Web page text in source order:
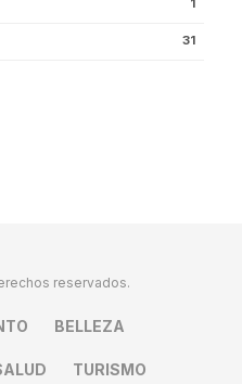
1
31
reservados.
BELLEZA
TURISMO